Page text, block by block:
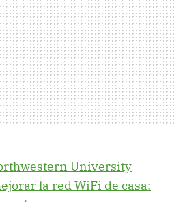
University
la red WiFi de casa: